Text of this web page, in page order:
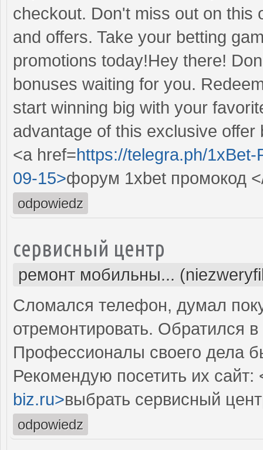
checkout. Don't miss out on this
and offers. Take your betting
promotions today!Hey there!
bonuses waiting for you.
start winning big with your
advantage of this exclusive offer
<a href=https://telegra.ph/
09-15>форум 1xbet промокод
odpowiedz
сервисный центр
ремонт мобильны...
Сломался телефон, думал
отремонтировать. Обратился
Профессионалы своего дела
Рекомендую посетить их сайт:
biz.ru>выбрать сервисный
odpowiedz